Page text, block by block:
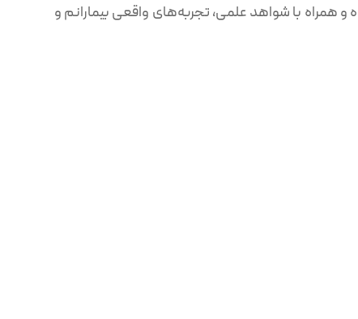
همراه با شواهد علمی، تجربه‌های واقعی بیمارانم و